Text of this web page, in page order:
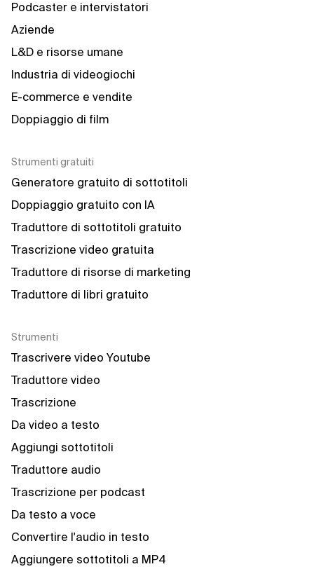
Podcaster e intervistatori
Aziende
L&D e risorse umane
Industria di videogiochi
E-commerce e vendite
Doppiaggio di film
Strumenti gratuiti
Generatore gratuito di sottotitoli
Doppiaggio gratuito con IA
Traduttore di sottotitoli gratuito
Trascrizione video gratuita
Traduttore di risorse di marketing
Traduttore di libri gratuito
Strumenti
Trascrivere video Youtube
Traduttore video
Trascrizione
Da video a testo
Aggiungi sottotitoli
Traduttore audio
Trascrizione per podcast
Da testo a voce
Convertire l'audio in testo
Aggiungere sottotitoli a MP4